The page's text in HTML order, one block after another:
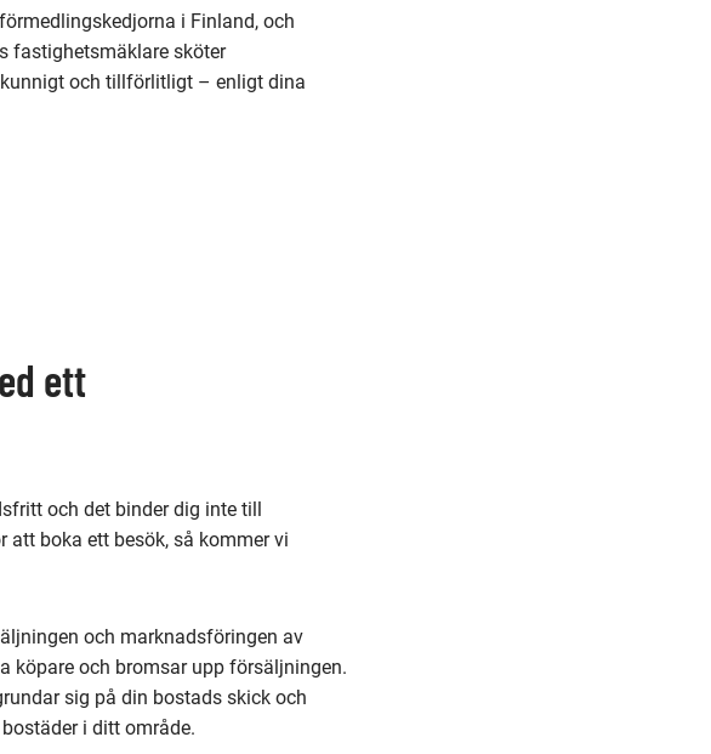
en
annan
tjänst)
i Finland, och
fastighetsmäklare sköter
och tillförlitligt – enligt dina
ett
och det binder dig inte till
att boka ett besök, så kommer vi
och marknadsföringen av
köpare och bromsar upp försäljningen.
sig på din bostads skick och
i ditt område.